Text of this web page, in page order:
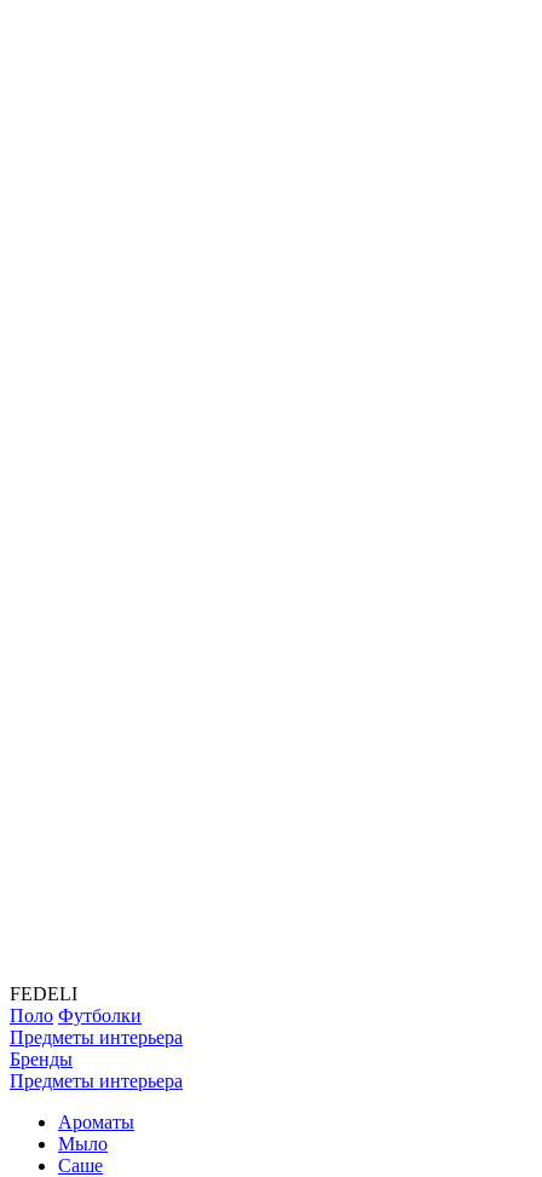
FEDELI
Поло Футболки
Предметы интерьера
Бренды
Предметы интерьера
Ароматы
Мыло
Саше